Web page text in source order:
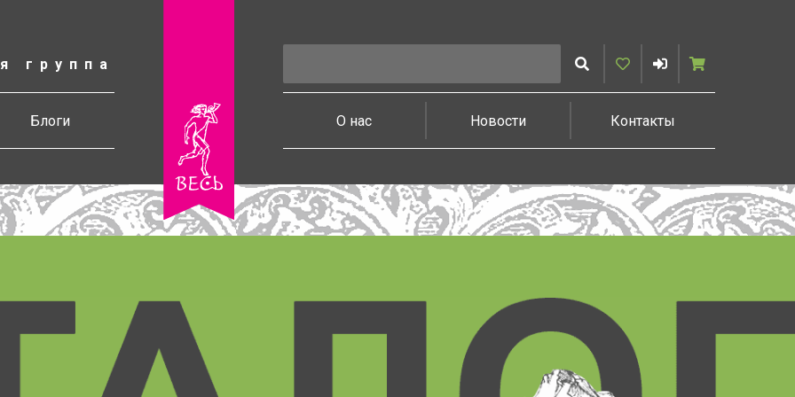
группа
ИскатьИзбранное
ВойтиКорзина
Блоги О нас Новости Контакты